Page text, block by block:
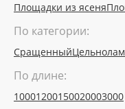
Площадки из ясеня
По категории:
Сращенный
По длине:
10001200150020003000